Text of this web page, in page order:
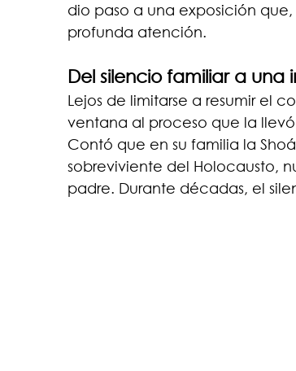
dio paso a una exposición
profunda atención.
Del silencio familiar a una
Lejos de limitarse a resumir el
ventana al proceso que la llevó
Contó que en su familia la
sobreviviente del Holocausto,
padre. Durante décadas, el